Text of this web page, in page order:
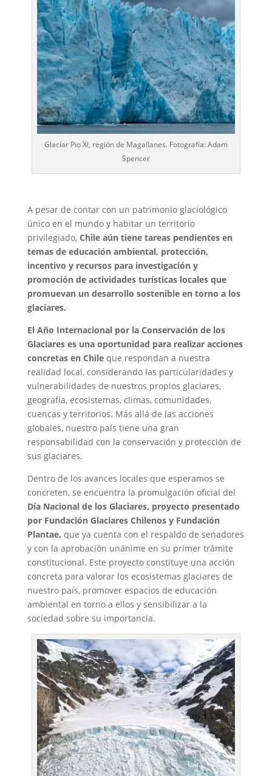
Glaciar Pio XI, región de Magallanes. Fotografía: Adam
Spencer
A pesar de contar con un patrimonio glaciológico
único en el mundo y habitar un territorio
privilegiado, Chile aún tiene tareas pendientes en
temas de educación ambiental, protección,
incentivo y recursos para investigación y
promoción de actividades turísticas locales que
promuevan un desarrollo sostenible en torno a los
glaciares.
El Año Internacional por la Conservación de los
Glaciares es una oportunidad para realizar acciones
concretas en Chileque respondan a nuestra
realidad local, considerando las particularidades y
vulnerabilidades de nuestros propios glaciares,
geografía, ecosistemas, climas, comunidades,
cuencas y territorios. Más allá de las acciones
globales, nuestro país tiene una gran
responsabilidad con la conservación y protección de
sus glaciares.
Dentro de los avances locales que esperamos se
concreten, se encuentra la promulgación oficial del
Día Nacional de los Glaciares, proyecto presentado
por Fundación Glaciares Chilenos y Fundación
Plantae, que ya cuenta con el respaldo de senadores
y con la aprobación unánime en su primer trámite
constitucional. Este proyecto constituye una acción
concreta para valorar los ecosistemas glaciares de
nuestro país, promover espacios de educación
ambiental en torno a ellos y sensibilizar a la
sociedad sobre su importancia.